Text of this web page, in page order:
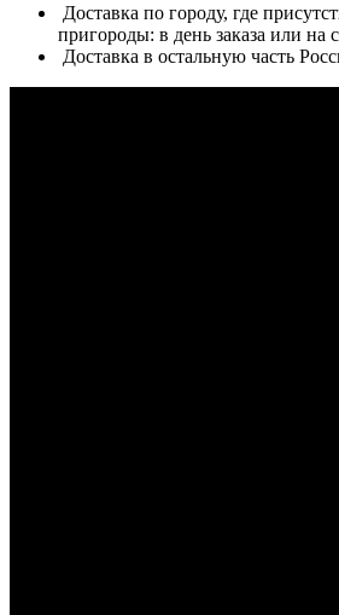
Доставка по городу, где
пригороды: в день заказа или на
Доставка в остальную часть